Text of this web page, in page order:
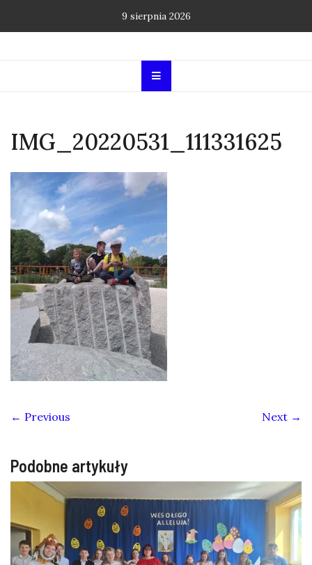
9 sierpnia 2026
IMG_20220531_111331625
← Previous Next →
Podobne artykuły